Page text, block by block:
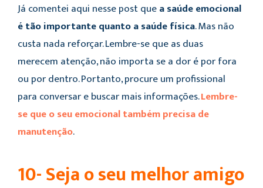
Já comentei aqui nesse post quea saúde emocional
é tão importante quanto a saúde física. Mas não
custa nada reforçar. Lembre-se que as duas
merecem atenção, não importa se a dor é por fora
ou por dentro. Portanto, procure um profissional
para conversar e buscar mais informações.Lembre-
se que o seu emocional também precisa de
manutenção.
10- Seja o seu melhor amigo